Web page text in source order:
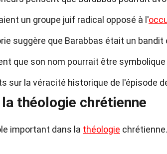
un groupe juif radical opposé à l'
suggère que Barabbas était un bandit
que son nom pourrait être
sur la véracité historique de l'épisode
théologie chrétienne
important dans la théologie